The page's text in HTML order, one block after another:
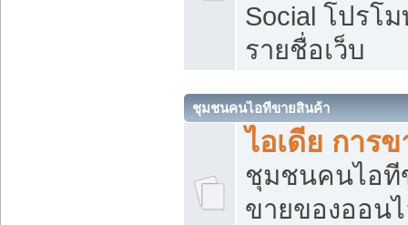
Social โปรโ
รายชื่อเว็บ
ชุมชนคนไอทีขายสินค้า
ไอเดีย การ
ชุมชนคนไอที
ขายของออน